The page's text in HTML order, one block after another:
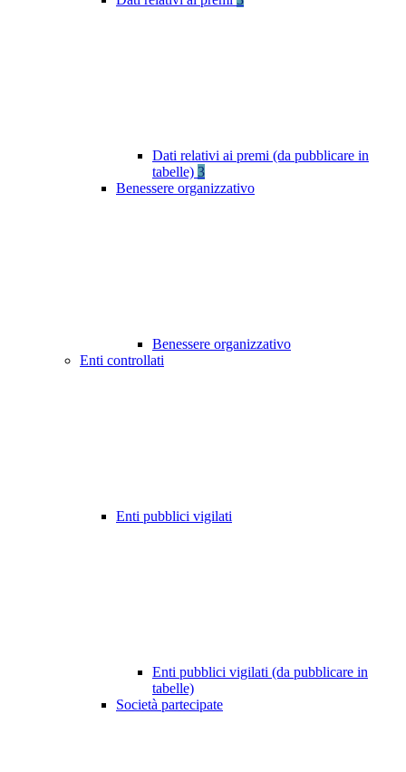
Dati relativi ai premi (da pubblicare in
tabelle) 3
Benessere organizzativo
Benessere organizzativo
Enti controllati
Enti pubblici vigilati
Enti pubblici vigilati (da pubblicare in
tabelle)
Società partecipate